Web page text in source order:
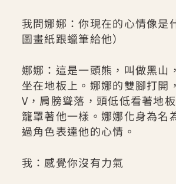
我問娜娜：你現在的心情像是
圖畫紙跟蠟筆給他）
娜娜：這是一頭熊，叫做黑山
坐在地板上。娜娜的雙腳打開
V，肩膀聳落，頭低低看著地
籠罩著他一樣。娜娜化身為名
過角色表達他的心情。
我：感覺你沒有力氣